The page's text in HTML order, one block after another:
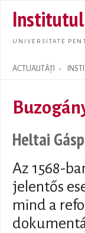
Institutul
UNIVERSITATE
ACTUALITĂȚI
Search form
Heltai
Az 1568-
jelentős
mind a